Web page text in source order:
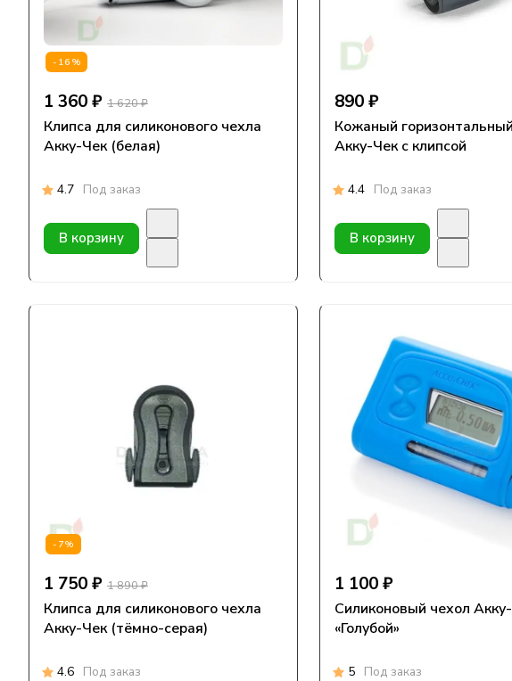
-16%
1 360 ₽ 1 620 ₽
Клипса для силиконового чехла
Акку-Чек (белая)
4.7 Под заказ
В корзину
890 ₽
Кожаный
Акку-Чек с клипсой
4.4 Под заказ
В корзину
-7%
1 750 ₽ 1 890 ₽
Клипса для силиконового чехла
Акку-Чек (тёмно-серая)
4.6 Под заказ
1 100 ₽
Силиконовый чехол
«Голубой»
5 Под заказ